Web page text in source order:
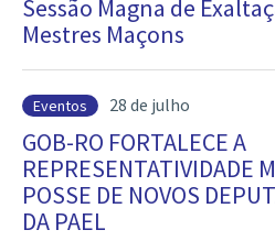
Sessão Magna de
Mestres Maçons
Eventos 28 de julho
GOB-RO FORTALECE A
REPRESENTATIVIDADE
POSSE DE NOVOS
DA PAEL